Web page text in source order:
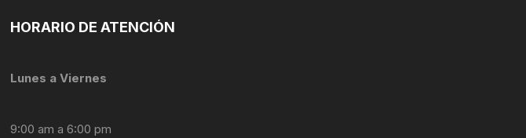
HORARIO DE ATENCIÓN
Lunes a Viernes
9:00 am a 6:00 pm